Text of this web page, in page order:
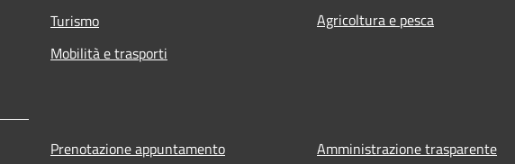
Turismo
Mobilità e trasporti
Agricoltura e pesca
Prenotazione appuntamento
Amministrazione trasparente